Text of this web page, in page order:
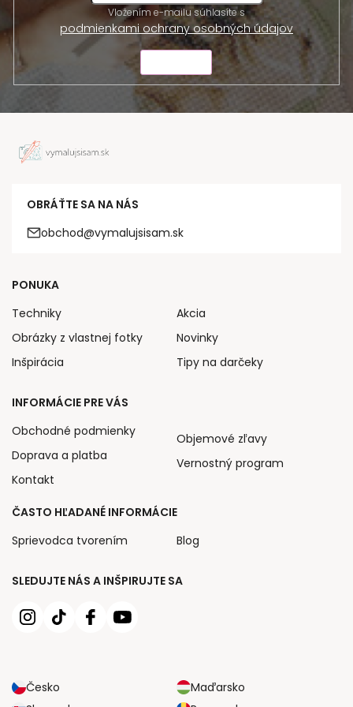
Vložením e-mailu súhlasíte s
podmienkami ochrany osobných údajov
OBRÁŤTE SA NA NÁS
obchod@vymalujsisam.sk
SLEDUJTE NÁS A INŠPIRUJTE SA
Česko
Maďarsko
PONUKA
Techniky
Obrázky z vlastnej fotky
Inšpirácia
Akcia
Novinky
Tipy na darčeky
INFORMÁCIE PRE VÁS
Obchodné podmienky
Doprava a platba
Kontakt
Objemové zľavy
Vernostný program
ČASTO HĽADANÉ INFORMÁCIE
Sprievodca tvorením
Blog